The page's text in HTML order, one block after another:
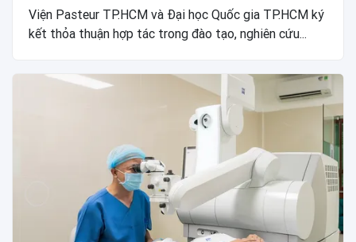
Viện Pasteur TP.HCM và Đại học Quốc gia TP.HCM ký
kết thỏa thuận hợp tác trong đào tạo, nghiên cứu...